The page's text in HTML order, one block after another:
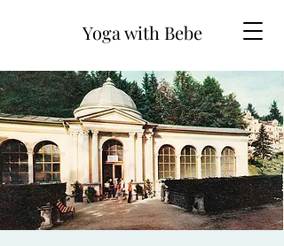
Yoga with Bebe